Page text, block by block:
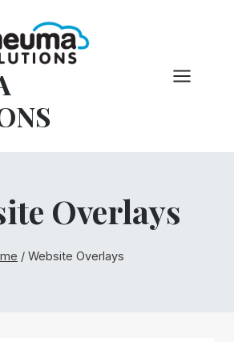
Overlays
/ Website Overlays